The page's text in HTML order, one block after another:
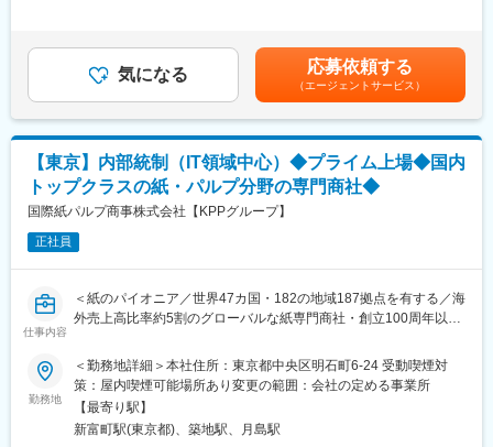
＜保守＞運用チームで対応出来ない突発的なシステム障害の対応
＜開発＞ユーザー要件を取り纏めシステムの設計・開発・テス
ト・導入の一連開発タスクの管理／基幹系入替えプロジェクトの
■役割：
実際の作業は常駐しているベンダーに委託しているため、全体を
ルし管理する業務となります。企業ビジョンを読み取り、時代に
合わせたシステム環境を保守・開発するブレーン的な業務が中心
■当社の強み：
持しております。紙の専門商社ですが、その紙のノウハウを生か
し、人工芝に変えるビジネスや廃棄物を回収し発電事業につなげ
るなど多角的なビジネス展開をしております。
月）■賞与：年2回（6月・12月）※5.5ヶ月想定（業績による）賃
金はあくまでも目安の金額であり、選考を通じて上下する可能性
があります。月給(月額)は固定手当を含めた表記です。
気になる 応募依頼する
（エージェントサービス）
【東京】内部統制（IT領域中心）◆プライム上場◆国内
トップクラスの紙・パルプ分野の専門商社◆
国際紙パルプ商事株式会社【KPPグループ】
正社員
仕事内容
＜紙のパイオニア／世界47カ国・182の地域187拠点を有する／海
外売上高比率約5割のグローバルな紙専門商社・創立100周年以上
■募集背景
当社では、J-SOXに基づく財務報告に係る内部統制評価として、
全社的な内部統制、業務プロセス、決算・財務プロセス、IT全般
統制（ITGC）およびIT業務処理統制（ITAC）を一体的に実施して
勤務地
＜勤務地詳細＞本社住所：東京都中央区明石町6-24 受動喫煙対
策：屋内喫煙可能場所あり変更の範囲：会社の定める事業所
【最寄り駅】
新富町駅(東京都)、築地駅、月島駅